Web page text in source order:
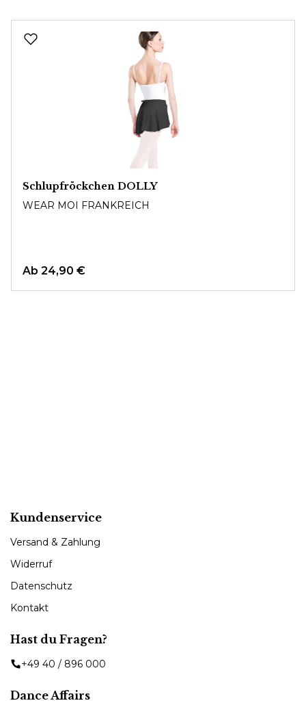
Schlupfröckchen DOLLY
WEAR MOI FRANKREICH
Ab 24,90 €
Kundenservice
Versand & Zahlung
Widerruf
Datenschutz
Kontakt
Hast du Fragen?
+49 40 / 896 000
Dance Affairs